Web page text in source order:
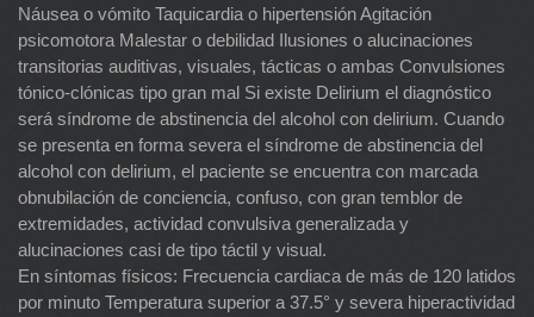
Náusea o vómito Taquicardia o hipertensión Agitación
psicomotora Malestar o debilidad Ilusiones o alucinaciones
transitorias auditivas, visuales, tácticas o ambas Convulsiones
tónico-clónicas tipo gran mal Si existe Delirium el diagnóstico
será síndrome de abstinencia del alcohol con delirium. Cuando
se presenta en forma severa el síndrome de abstinencia del
alcohol con delirium, el paciente se encuentra con marcada
obnubilación de conciencia, confuso, con gran temblor de
extremidades, actividad convulsiva generalizada y
alucinaciones casi de tipo táctil y visual.
En síntomas físicos: Frecuencia cardiaca de más de 120 latidos
por minuto Temperatura superior a 37.5° y severa hiperactividad